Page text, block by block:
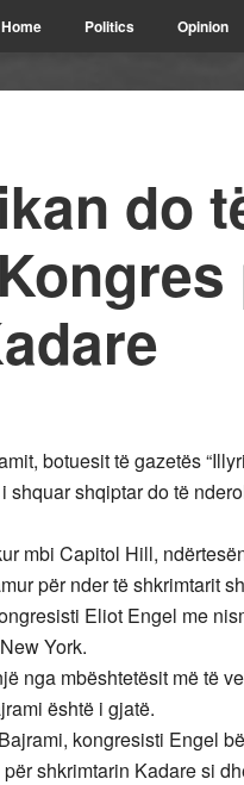
Home Politics Opinion
do
botuesit të gazetës
shqiptar do të
mbi Capitol Hill,
për nder të shkrimtarit
Eliot Engel me
York.
nga mbështetësit më të
është i gjatë.
kongresisti Engel
shkrimtarin Kadare si